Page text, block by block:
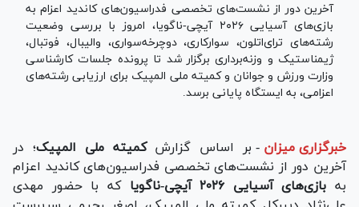
آخرین دور از نشست‌های تخصصی فدراسیون‌های کاندید اعزام به
بازی‌های آسیایی ۲۰۲۶ آیچی-ناگویا، امروز با بررسی وضعیت
رشته‌های ترای‌اتلون، سوارکاری، دوچرخه‌سواری، والیبال، فوتبال،
ژیمناستیک و وزنه‌برداری برگزار شد تا پرونده جلسات کارشناسی
وزارت ورزش و جوانان و کمیته ملی المپیک برای ارزیابی رشته‌های
اعزامی، به ایستگاه پایانی برسد.
خبرگزاری میزان - بر اساس گزارشکمیته ملی المپیک؛ در
آخرین دور از نشست‌های تخصصی فدراسیون‌های کاندید اعزام
به بازی‌های آسیایی ۲۰۲۶ آیچی-ناگویا
که با حضور مهدی